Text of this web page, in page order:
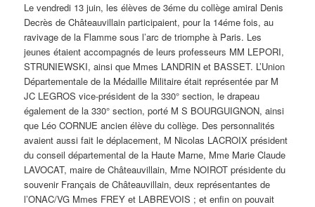
Le vendredi 13 juin, les élèves de 3éme du collège amiral Denis
Decrès de Châteauvillain participaient, pour la 14éme fois, au
ravivage de la Flamme sous l’arc de triomphe à Paris. Les
jeunes étaient accompagnés de leurs professeurs MM LEPORI,
STRUNIEWSKI, ainsi que Mmes LANDRIN et BASSET. L’Union
Départementale de la Médaille Militaire était représentée par M
JC LEGROS vice-président de la 330° section, le drapeau
également de la 330° section, porté M S BOURGUIGNON, ainsi
que Léo CORNUE ancien élève du collège. Des personnalités
avaient aussi fait le déplacement, M Nicolas LACROIX président
du conseil départemental de la Haute Marne, Mme Marie Claude
LAVOCAT, maire de Châteauvillain, Mme NOIROT présidente du
souvenir Français de Châteauvillain, deux représentantes de
l’ONAC/VG Mmes FREY et LABREVOIS ; et enfin on pouvait